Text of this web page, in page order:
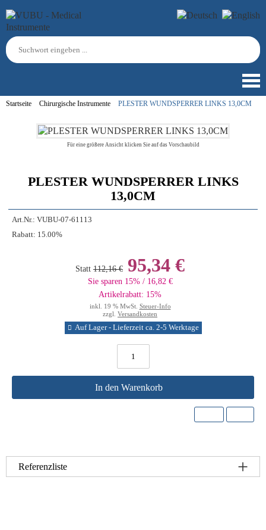
Startseite Chirurgische Instrumente PLESTER WUNDSPERRER LINKS 13,0CM
Für eine größere Ansicht klicken Sie auf das Vorschaubild
PLESTER WUNDSPERRER LINKS
13,0CM
Art.Nr.: VUBU-07-61113
Rabatt: 15.00%
Statt 112,16 € 95,34 €
Sie sparen 15% / 16,82 €
Artikelrabatt: 15%
inkl. 19 % MwSt. Steuer-Info
zzgl. Versandkosten
Auf Lager - Lieferzeit ca. 2-5 Werktage
In den Warenkorb
Referenzliste